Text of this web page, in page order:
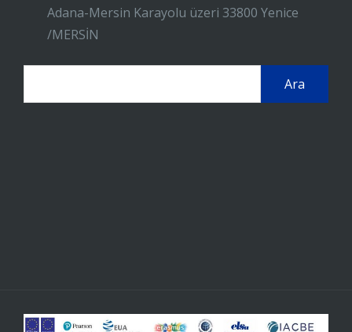
Adana-Mersin Karayolu üzeri 33800 Yenice
/MERSİN